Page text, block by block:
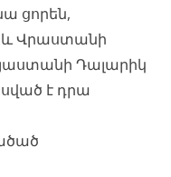
ցորեն,
և Վրաստանի
Դալարիկ
է դրա